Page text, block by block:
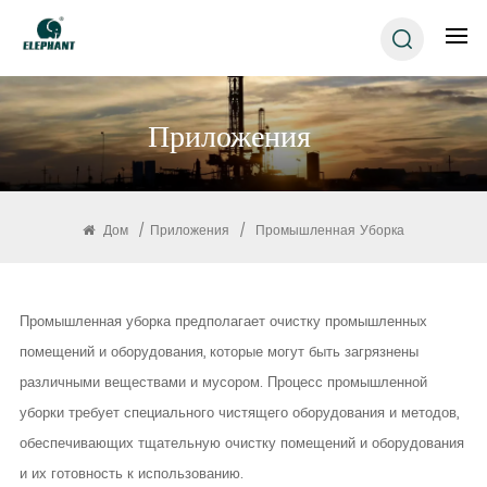
Приложения
Дом / Приложения / Промышленная Уборка
Промышленная уборка предполагает очистку промышленных
помещений и оборудования, которые могут быть загрязнены
различными веществами и мусором. Процесс промышленной
уборки требует специального чистящего оборудования и методов,
обеспечивающих тщательную очистку помещений и оборудования
и их готовность к использованию.